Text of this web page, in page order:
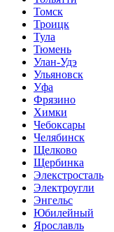
Томск
Троицк
Тула
Тюмень
Улан-Удэ
Ульяновск
Уфа
Фрязино
Химки
Чебоксары
Челябинск
Щелково
Щербинка
Элекстросталь
Электроугли
Энгельс
Юбилейный
Ярославль